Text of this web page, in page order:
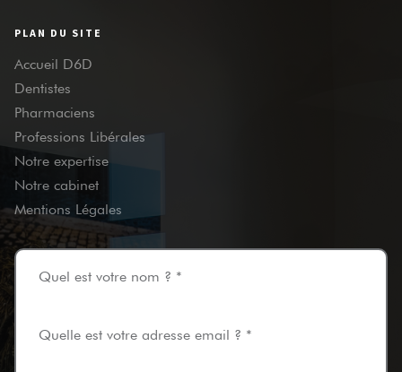
PLAN DU SITE
Accueil D6D
Dentistes
Pharmaciens
Professions Libérales
Notre expertise
Notre cabinet
Mentions Légales
Quel est votre nom ? *
Quelle est votre adresse email ? *